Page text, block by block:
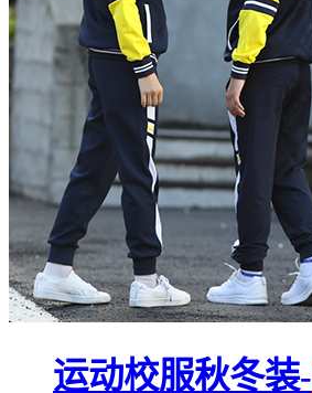
运动校服秋冬装-